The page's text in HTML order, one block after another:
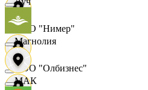
ООО "Нимер"
ООО "Олбизнес"
Магнолия
МАК